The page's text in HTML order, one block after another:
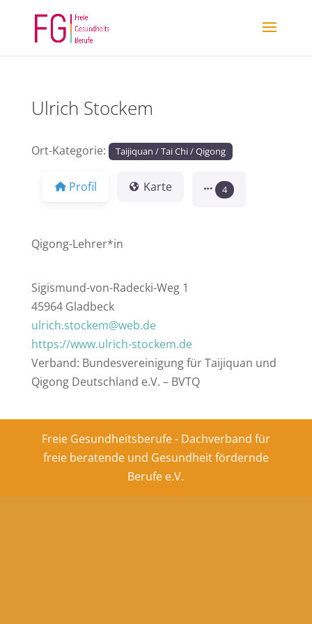
Ulrich Stockem
Ort-Kategorie: Taijiquan / Tai Chi / Qigong
Profil Karte 4
Qigong-Lehrer*in
Sigismund-von-Radecki-Weg 1
45964 Gladbeck
ulrich.stockem@web.de
https://www.ulrich-stockem.de
Verband: Bundesvereinigung für Taijiquan und
Qigong Deutschland e.V. – BVTQ
Freie Gesundheitsberufe - Dachverband für
freie beratende und Gesundheit fördernde
Berufe e.V.